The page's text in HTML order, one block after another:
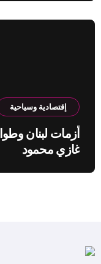
إقتصادية وسياحية
أزمات لبنان
غازي محمود